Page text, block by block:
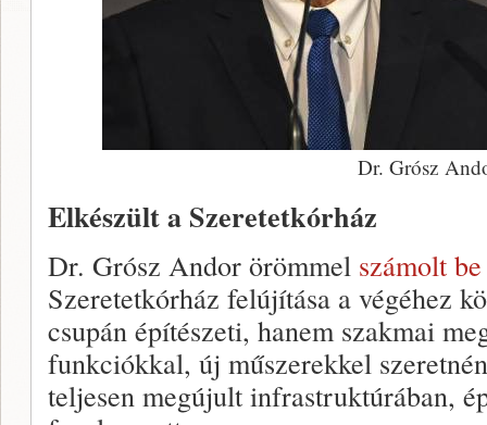
Dr. Grósz
Elkészült a Szeretetkórház
Dr. Grósz Andor örömmel számolt be
Szeretetkórház felújítása a végéhez
csupán építészeti, hanem szakmai
funkciókkal, új műszerekkel
teljesen megújult infrastruktúrában,